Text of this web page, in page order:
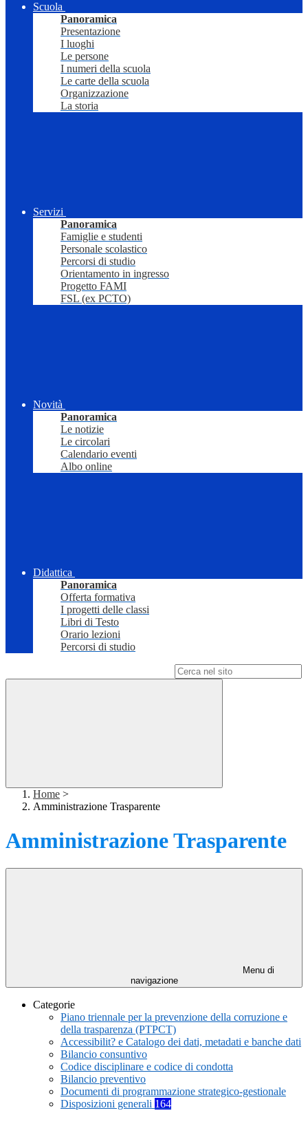
Scuola
Panoramica
Presentazione
I luoghi
Le persone
I numeri della scuola
Le carte della scuola
Organizzazione
La storia
Servizi
Panoramica
Famiglie e studenti
Personale scolastico
Percorsi di studio
Orientamento in ingresso
Progetto FAMI
FSL (ex PCTO)
Novità
Panoramica
Le notizie
Le circolari
Calendario eventi
Albo online
Didattica
Panoramica
Offerta formativa
I progetti delle classi
Libri di Testo
Orario lezioni
Percorsi di studio
Home >
Amministrazione Trasparente
Amministrazione Trasparente
Menu di
navigazione
Categorie
Piano triennale per la prevenzione della corruzione e
della trasparenza (PTPCT)
Accessibilit? e Catalogo dei dati, metadati e banche dati
Bilancio consuntivo
Codice disciplinare e codice di condotta
Bilancio preventivo
Documenti di programmazione strategico-gestionale
Disposizioni generali 164